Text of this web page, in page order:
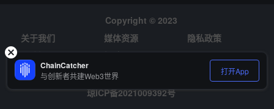
Copyright © 2023
关于我们
媒体资源
隐私政策
风险提示
招聘
琼ICP备2021009392号
ChainCatcher
与创新者共建Web3世界 打开App